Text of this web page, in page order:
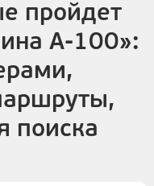
пройдет
А-100»:
поиска